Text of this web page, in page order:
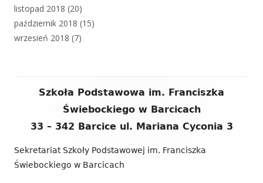
listopad 2018 (20)
październik 2018 (15)
wrzesień 2018 (7)
Zawartość
Szkoła Podstawowa im. Franciszka
Świebockiego w Barcicach
33 – 342 Barcice ul. Mariana Cyconia 3
Sekretariat Szkoły Podstawowej im. Franciszka
Świebockiego w Barcicach